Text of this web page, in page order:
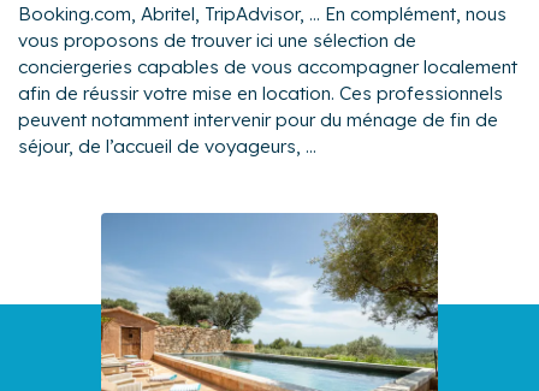
Booking.com, Abritel, TripAdvisor, ... En complément, nous
vous proposons de trouver ici une sélection de
conciergeries capables de vous accompagner localement
afin de réussir votre mise en location. Ces professionnels
peuvent notamment intervenir pour du ménage de fin de
séjour, de l’accueil de voyageurs, ...